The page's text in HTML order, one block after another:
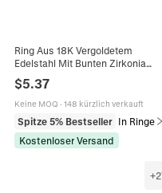
Ring Aus 18K Vergoldetem
Edelstahl Mit Bunten Zirkonia
Modeschmuck Für Damen
$5.37
Keine MOQ · 148 kürzlich verkauft
Spitze 5% Bestseller In Ringe
Kostenloser Versand
+